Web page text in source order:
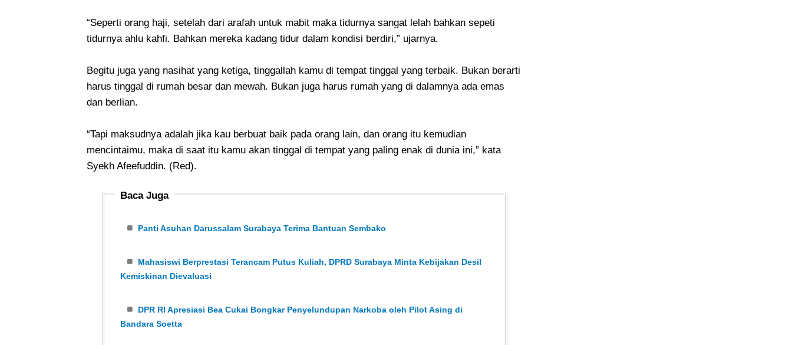
“Seperti orang haji, setelah dari arafah untuk mabit maka tidurnya sangat lelah bahkan sepeti
tidurnya ahlu kahfi. Bahkan mereka kadang tidur dalam kondisi berdiri,” ujarnya.
Begitu juga yang nasihat yang ketiga, tinggallah kamu di tempat tinggal yang terbaik. Bukan berarti
harus tinggal di rumah besar dan mewah. Bukan juga harus rumah yang di dalamnya ada emas
dan berlian.
“Tapi maksudnya adalah jika kau berbuat baik pada orang lain, dan orang itu kemudian
mencintaimu, maka di saat itu kamu akan tinggal di tempat yang paling enak di dunia ini,” kata
Syekh Afeefuddin. (Red).
Baca Juga
Panti Asuhan Darussalam Surabaya Terima Bantuan Sembako
Mahasiswi Berprestasi Terancam Putus Kuliah, DPRD Surabaya Minta Kebijakan Desil
Kemiskinan Dievaluasi
DPR RI Apresiasi Bea Cukai Bongkar Penyelundupan Narkoba oleh Pilot Asing di
Bandara Soetta